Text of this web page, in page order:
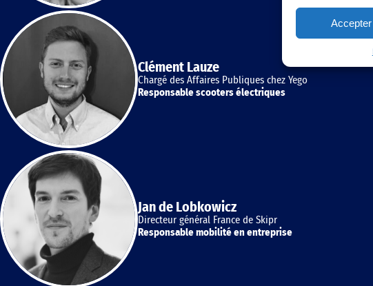
Accepter
Clément Lauze
Chargé des Affaires Publiques chez Yego
Responsable scooters électriques
Jan de Lobkowicz
Directeur général France de Skipr
Responsable mobilité en entreprise